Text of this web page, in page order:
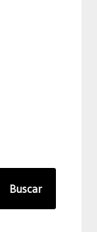
Buscar